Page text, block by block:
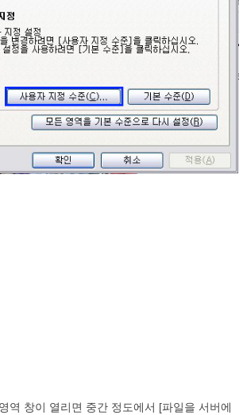
역 창이 열리면 중간 정도에서 [파일을 서버에